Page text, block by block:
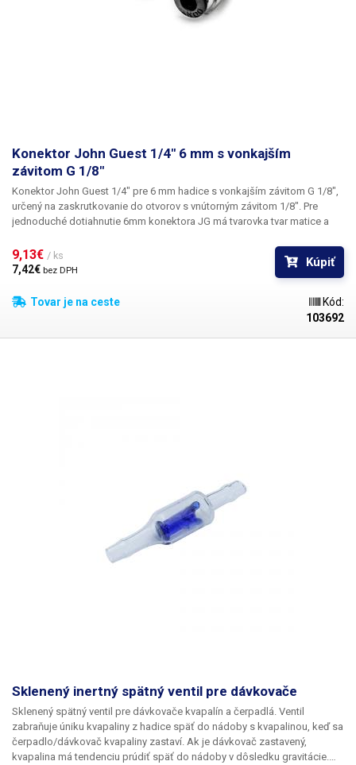
Konektor John Guest 1/4" 6 mm s vonkajším
závitom G 1/8"
Konektor John Guest 1/4" pre 6 mm hadice s vonkajším závitom G 1/8",
určený na zaskrutkovanie do otvorov s vnútorným závitom 1/8". Pre
jednoduché dotiahnutie 6mm konektora JG má tvarovka tvar matice a
celosvetovo známy a široko používaný pre všetky dávkovacie
zariadenia, distribúciu nápojov - v nápojových automatoch, v
kohútikoch, vo vodovodných systémoch, v pneumatických systémoch,
na rozvod stlačeného vzduchu, pri úprave vody, v automobilovom
priemysle atď.
9,13€ / ks
7,42€ bez DPH
Kúpiť
Tovar je na ceste
Kód:
103692
Sklenený inertný spätný ventil pre dávkovače
Sklenený spätný ventil pre dávkovače kvapalín a čerpadlá.
zabraňuje úniku kvapaliny z hadice späť do nádoby s kvapalinou, keď sa
čerpadlo/dávkovač kvapaliny zastaví. Ak je dávkovač zastavený,
kvapalina má tendenciu prúdiť späť do nádoby v dôsledku gravitácie.